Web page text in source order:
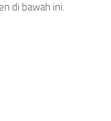
di bawah ini.